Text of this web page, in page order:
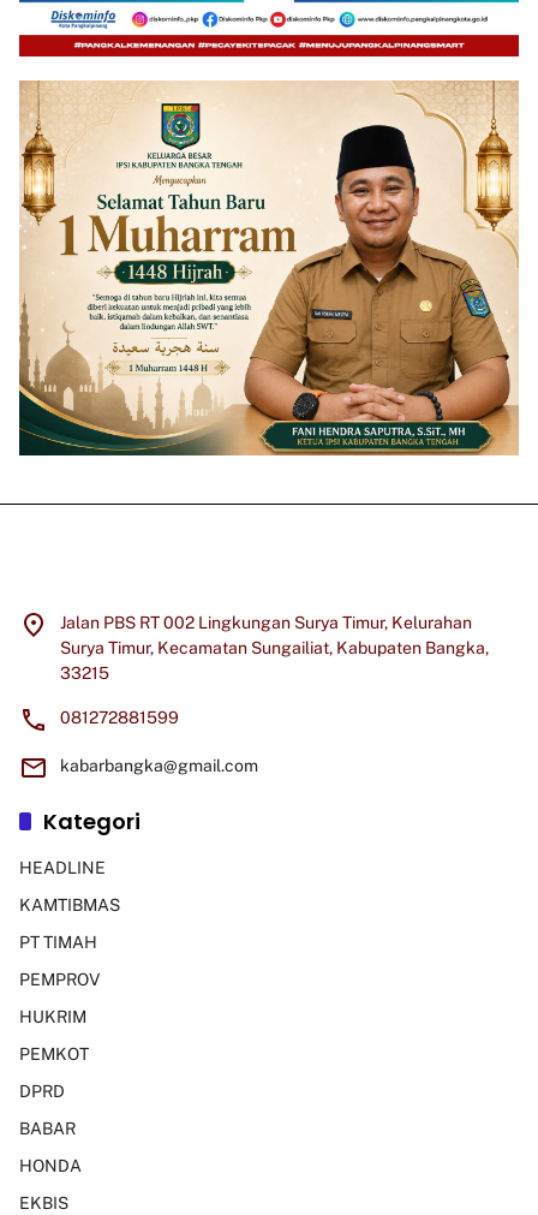
Jalan PBS RT 002 Lingkungan Surya Timur, Kelurahan
Surya Timur, Kecamatan Sungailiat, Kabupaten Bangka,
33215
081272881599
kabarbangka@gmail.com
Kategori
HEADLINE
KAMTIBMAS
PT TIMAH
PEMPROV
HUKRIM
PEMKOT
DPRD
BABAR
HONDA
EKBIS